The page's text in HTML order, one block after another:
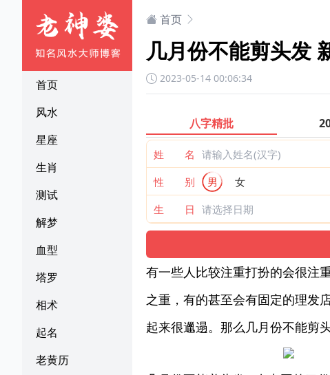
首页
风水
星座
生肖
测试
解梦
血型
塔罗
相术
起名
老黄历
首页
几月份不能剪头发
2023-05-14 00:06:34
八字精批
姓 名
性 别
男
女
生 日
有一些人比较注重打扮的会很注
之重，有的甚至会有固定的理发
起来很邋遢。那么几月份不能剪